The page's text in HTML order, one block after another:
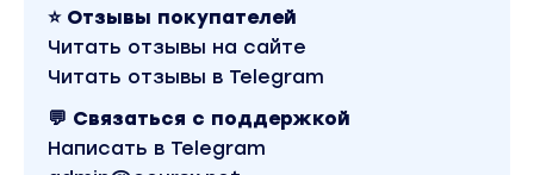
⭐ Отзывы покупателей
Читать отзывы на сайте
Читать отзывы в Telegram
💬 Связаться с поддержкой
Написать в Telegram